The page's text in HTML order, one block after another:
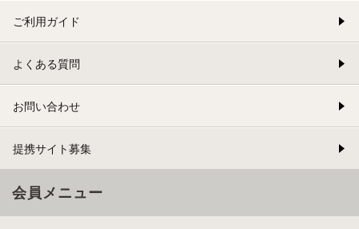
ご利用ガイド
よくある質問
お問い合わせ
提携サイト募集
会員メニュー